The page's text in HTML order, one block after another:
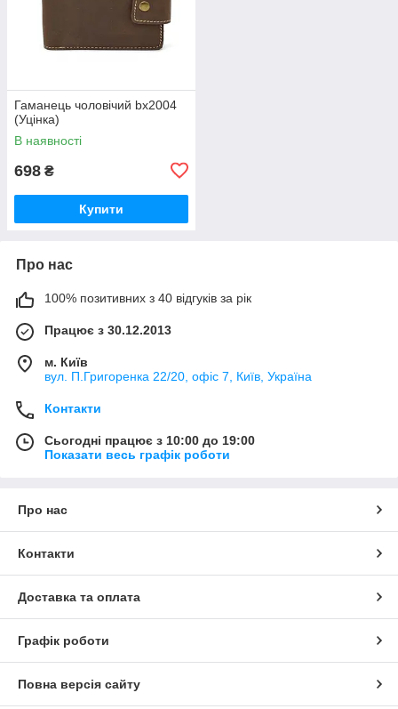
Гаманець чоловічий bx2004
(Уцінка)
В наявності
698 ₴
Купити
Про нас
100% позитивних з 40 відгуків за рік
Працює з 30.12.2013
м. Київ
вул. П.Григоренка 22/20, офіс 7, Київ, Україна
Контакти
Сьогодні працює з 10:00 до 19:00
Показати весь графік роботи
Про нас
Контакти
Доставка та оплата
Графік роботи
Повна версія сайту